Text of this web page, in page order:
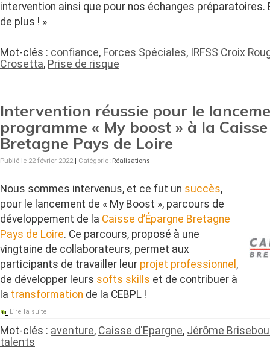
intervention ainsi que pour nos échanges préparatoires.
de plus ! »
Mot-clés : confiance, Forces Spéciales, IRFSS Croix
Crosetta, Prise de risque
Intervention réussie pour le
programme « My boost » à la Caisse
Bretagne Pays de Loire
Publié le 22 février 2022| Catégorie : Réalisations
Nous sommes intervenus, et ce fut un succès,
pour le lancement de « My Boost », parcours de
développement de la Caisse d’Épargne Bretagne
Pays de Loire. Ce parcours, proposé à une
vingtaine de collaborateurs, permet aux
participants de travailler leur projet professionnel ,
de développer leurs softs skills et de contribuer à
la transformation de la CEBPL !
Lire la suite
Mot-clés : aventure, Caisse d'Epargne, Jérôme
talents